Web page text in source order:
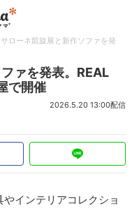
サローネ凱旋展と新作ソファを発
ァを発表。REAL
で開催
2026.5.20 13:00配信
インテリアコレクショ